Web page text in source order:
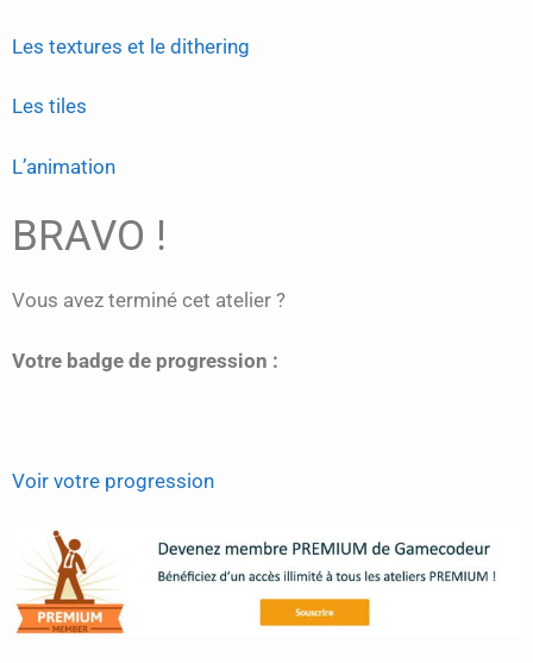
Les textures et le dithering
Les tiles
L’animation
BRAVO !
Vous avez terminé cet atelier ?
Votre badge de progression :
Voir votre progression